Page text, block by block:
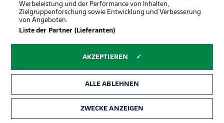
zweiten Startelfeinsatz durch und schließt kurz vor dem
Strafraum von links ab, der Ball landet aber neben dem
Erste Ecke Kiel
Die Gastgeber starten etwas offensiver in das Spiel.
Nach dem ersten Eckstoß trifft Müller den Ball aber nicht
Werbeleistung und der Performance von Inhalten,
Zielgruppenforschung sowie Entwicklung und Verbesserung
von Angeboten.
Liste der Partner (Lieferanten)
AKZEPTIEREN
ALLE ABLEHNEN
ZWECKE ANZEIGEN